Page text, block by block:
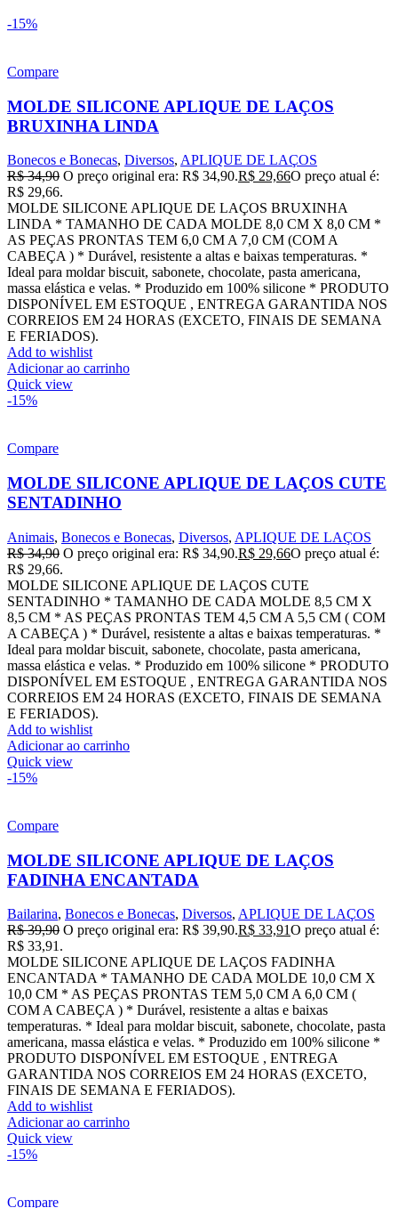
-15%
Compare
MOLDE SILICONE APLIQUE DE LAÇOS
BRUXINHA LINDA
Bonecos e Bonecas, Diversos, APLIQUE DE LAÇOS
R$34,90 O preço original era: R$ 34,90.R$ 29,66O preço atual é:
R$ 29,66.
MOLDE SILICONE APLIQUE DE LAÇOS BRUXINHA
LINDA * TAMANHO DE CADA MOLDE 8,0 CM X 8,0 CM *
AS PEÇAS PRONTAS TEM 6,0 CM A 7,0 CM (COM A
CABEÇA ) * Durável, resistente a altas e baixas temperaturas. *
Ideal para moldar biscuit, sabonete, chocolate, pasta americana,
massa elástica e velas. * Produzido em 100% silicone * PRODUTO
DISPONÍVEL EM ESTOQUE , ENTREGA GARANTIDA NOS
CORREIOS EM 24 HORAS (EXCETO, FINAIS DE SEMANA
E FERIADOS).
Add to wishlist
Adicionar ao carrinho
Quick view
-15%
Compare
MOLDE SILICONE APLIQUE DE LAÇOS CUTE
SENTADINHO
Animais, Bonecos e Bonecas, Diversos, APLIQUE DE LAÇOS
R$34,90 O preço original era: R$ 34,90.R$ 29,66O preço atual é:
R$ 29,66.
MOLDE SILICONE APLIQUE DE LAÇOS CUTE
SENTADINHO * TAMANHO DE CADA MOLDE 8,5 CM X
8,5 CM * AS PEÇAS PRONTAS TEM 4,5 CM A 5,5 CM ( COM
A CABEÇA ) * Durável, resistente a altas e baixas temperaturas. *
Ideal para moldar biscuit, sabonete, chocolate, pasta americana,
massa elástica e velas. * Produzido em 100% silicone * PRODUTO
DISPONÍVEL EM ESTOQUE , ENTREGA GARANTIDA NOS
CORREIOS EM 24 HORAS (EXCETO, FINAIS DE SEMANA
E FERIADOS).
Add to wishlist
Adicionar ao carrinho
Quick view
-15%
Compare
MOLDE SILICONE APLIQUE DE LAÇOS
FADINHA ENCANTADA
Bailarina, Bonecos e Bonecas, Diversos, APLIQUE DE LAÇOS
R$39,90 O preço original era: R$ 39,90.R$ 33,91O preço atual é:
R$ 33,91.
MOLDE SILICONE APLIQUE DE LAÇOS FADINHA
ENCANTADA * TAMANHO DE CADA MOLDE 10,0 CM X
10,0 CM * AS PEÇAS PRONTAS TEM 5,0 CM A 6,0 CM (
COM A CABEÇA ) * Durável, resistente a altas e baixas
temperaturas. * Ideal para moldar biscuit, sabonete, chocolate, pasta
americana, massa elástica e velas. * Produzido em 100% silicone *
PRODUTO DISPONÍVEL EM ESTOQUE , ENTREGA
GARANTIDA NOS CORREIOS EM 24 HORAS (EXCETO,
FINAIS DE SEMANA E FERIADOS).
Add to wishlist
Adicionar ao carrinho
Quick view
-15%
Compare